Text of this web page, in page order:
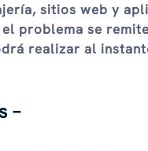
sitios web y
problema se
realizar al
–